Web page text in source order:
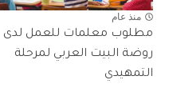
منذ عام
مطلوب معلمات للعمل لدى
روضة البيت العربي لمرحلة
التمهيدي